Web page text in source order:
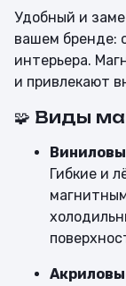
Удобный и
вашем бренде:
интерьера.
и привлекают
🧩 Виды
Гибкие и